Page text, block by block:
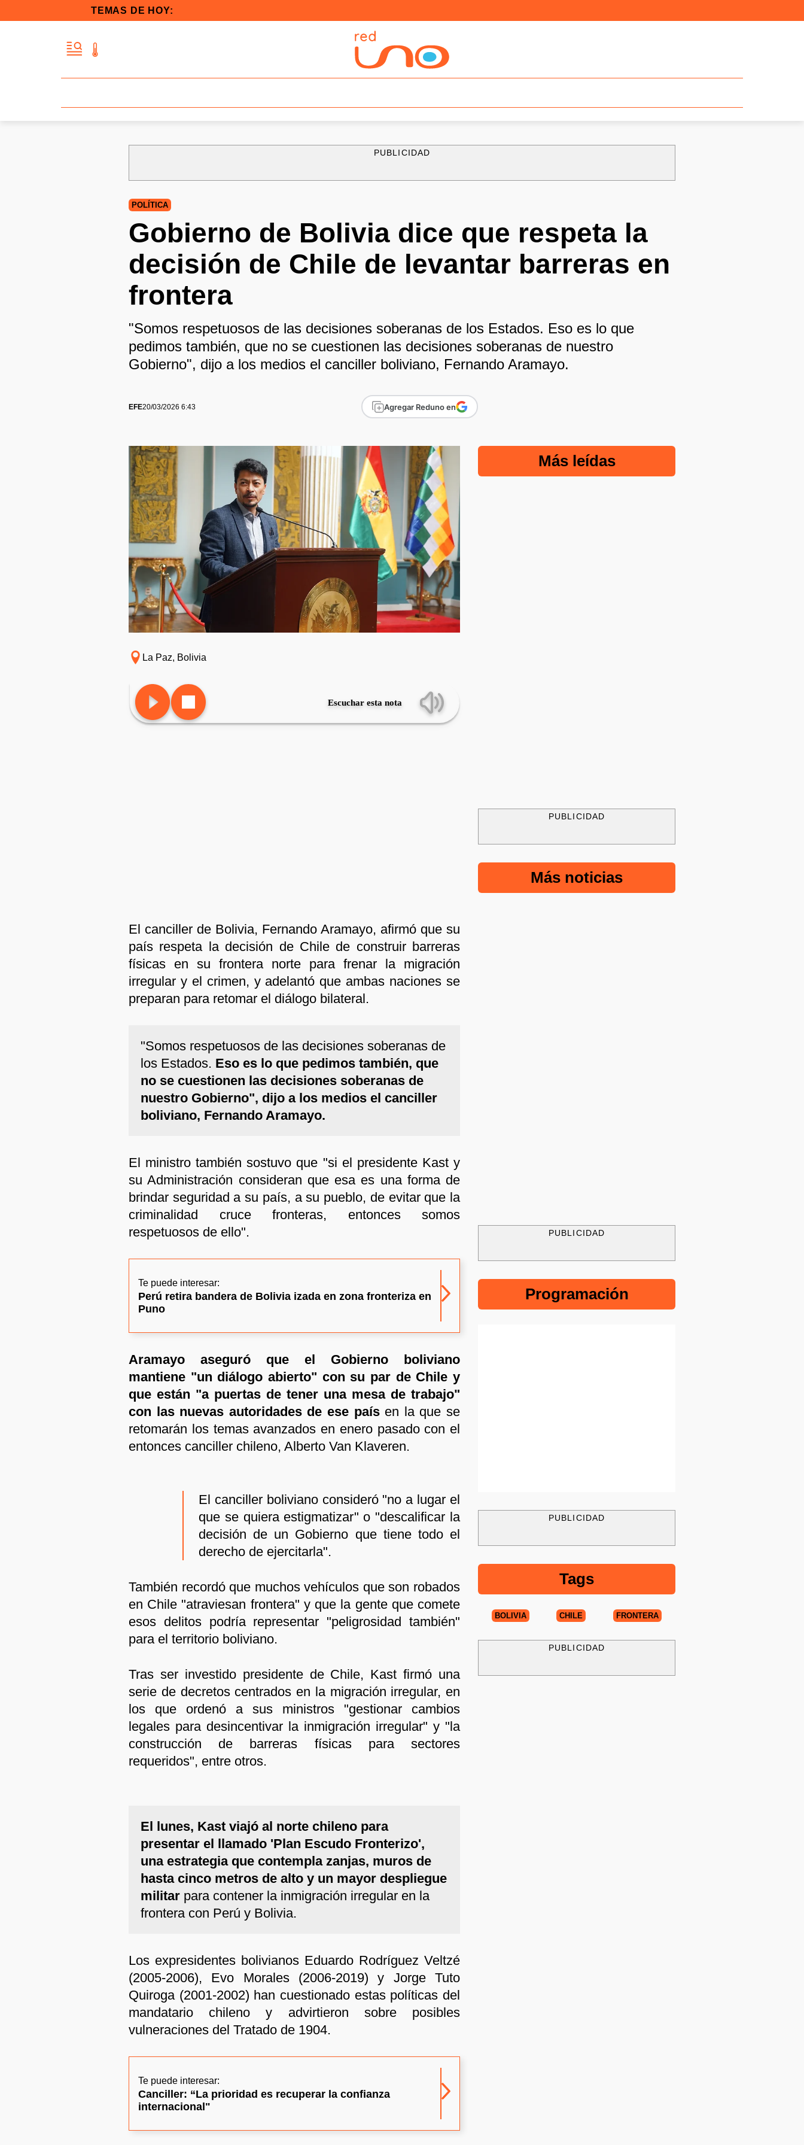
TEMAS DE HOY:
PUBLICIDAD
POLÍTICA
Gobierno de Bolivia dice que respeta la
decisión de Chile de levantar barreras en
frontera
"Somos respetuosos de las decisiones soberanas de los Estados. Eso es lo que
pedimos también, que no se cuestionen las decisiones soberanas de nuestro
Gobierno", dijo a los medios el canciller boliviano, Fernando Aramayo.
EFE20/03/2026 6:43 Agregar Reduno en
La Paz, Bolivia
Escuchar esta nota
El canciller de Bolivia, Fernando Aramayo, afirmó que su
país respeta la decisión de Chile de construir barreras
físicas en su frontera norte para frenar la migración
irregular y el crimen, y adelantó que ambas naciones se
preparan para retomar el diálogo bilateral.
"Somos respetuosos de las decisiones soberanas de
los Estados. Eso es lo que pedimos también, que
no se cuestionen las decisiones soberanas de
nuestro Gobierno", dijo a los medios el canciller
boliviano, Fernando Aramayo.
El ministro también sostuvo que "si el presidente Kast y
su Administración consideran que esa es una forma de
brindar seguridad a su país, a su pueblo, de evitar que la
criminalidad cruce fronteras, entonces somos
respetuosos de ello".
Te puede interesar:
Perú retira bandera de Bolivia izada en zona fronteriza en
Puno
Aramayo aseguró que el Gobierno boliviano
mantiene "un diálogo abierto" con su par de Chile y
que están "a puertas de tener una mesa de trabajo"
con las nuevas autoridades de ese paísen la que se
retomarán los temas avanzados en enero pasado con el
entonces canciller chileno, Alberto Van Klaveren.
El canciller boliviano consideró "no a lugar el
que se quiera estigmatizar" o "descalificar la
decisión de un Gobierno que tiene todo el
derecho de ejercitarla".
También recordó que muchos vehículos que son robados
en Chile "atraviesan frontera" y que la gente que comete
esos delitos podría representar "peligrosidad también"
para el territorio boliviano.
Tras ser investido presidente de Chile, Kast firmó una
serie de decretos centrados en la migración irregular, en
los que ordenó a sus ministros "gestionar cambios
legales para desincentivar la inmigración irregular" y "la
construcción de barreras físicas para sectores
requeridos", entre otros.
El lunes, Kast viajó al norte chileno para
presentar el llamado 'Plan Escudo Fronterizo',
una estrategia que contempla zanjas, muros de
hasta cinco metros de alto y un mayor despliegue
militar para contener la inmigración irregular en la
frontera con Perú y Bolivia.
Los expresidentes bolivianos Eduardo Rodríguez Veltzé
(2005-2006), Evo Morales (2006-2019) y Jorge Tuto
Quiroga (2001-2002) han cuestionado estas políticas del
mandatario chileno y advirtieron sobre posibles
vulneraciones del Tratado de 1904.
Te puede interesar:
Canciller: “La prioridad es recuperar la confianza
internacional"
Más leídas
PUBLICIDAD
Más noticias
PUBLICIDAD
Programación
PUBLICIDAD
Tags
BOLIVIA CHILE FRONTERA
PUBLICIDAD